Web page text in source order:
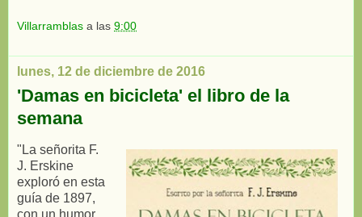
Villarramblas a las 9:00
lunes, 12 de diciembre de 2016
'Damas en bicicleta' el libro de la
semana
"La señorita F.
J. Erskine
exploró en esta
guía de 1897,
con un humor